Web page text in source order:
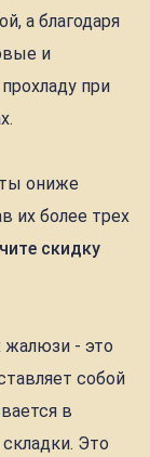
а благодаря
и
при
ониже
их более трех
скидку
жалюзи - это
собой
в
Это